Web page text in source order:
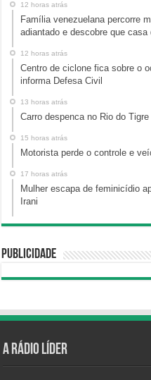
12 horas atrás
Família venezuelana percorre
adiantado e descobre que
12 horas atrás
Centro de ciclone fica sobre o
informa Defesa Civil
13 horas atrás
Carro despenca no Rio do
15 horas atrás
Motorista perde o controle e
17 horas atrás
Mulher escapa de feminicídio
Irani
Publicidade
A Rádio Líder